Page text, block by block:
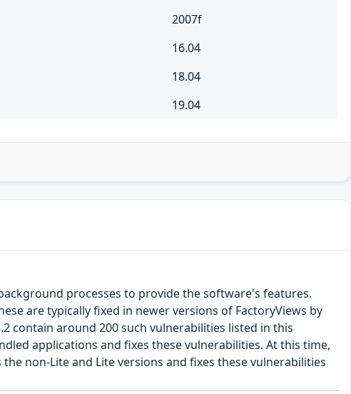
2007f
16.04
18.04
19.04
processes to provide the software's features.
are typically fixed in newer versions of FactoryViews by
contain around 200 such vulnerabilities listed in this
applications and fixes these vulnerabilities. At this time,
non-Lite and Lite versions and fixes these vulnerabilities